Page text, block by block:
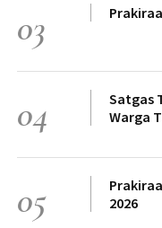
03
04
Satgas
Warga
05
2026